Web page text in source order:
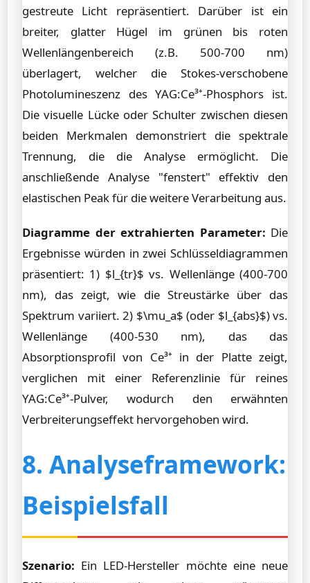
gestreute Licht repräsentiert. Darüber ist ein
breiter, glatter Hügel im grünen bis roten
Wellenlängenbereich (z.B. 500-700 nm)
überlagert, welcher die Stokes-verschobene
Photolumineszenz des YAG:Ce³⁺-Phosphors ist.
Die visuelle Lücke oder Schulter zwischen diesen
beiden Merkmalen demonstriert die spektrale
Trennung, die die Analyse ermöglicht. Die
anschließende Analyse "fenstert" effektiv den
elastischen Peak für die weitere Verarbeitung aus.
Diagramme der extrahierten Parameter: Die
Ergebnisse würden in zwei Schlüsseldiagrammen
präsentiert: 1) $l_{tr}$ vs. Wellenlänge (400-700
nm), das zeigt, wie die Streustärke über das
Spektrum variiert. 2) $\mu_a$ (oder $l_{abs}$) vs.
Wellenlänge (400-530 nm), das das
Absorptionsprofil von Ce³⁺ in der Platte zeigt,
verglichen mit einer Referenzlinie für reines
YAG:Ce³⁺-Pulver, wodurch den erwähnten
Verbreiterungseffekt hervorgehoben wird.
8. Analyseframework:
Beispielsfall
Szenario: Ein LED-Hersteller möchte eine neue